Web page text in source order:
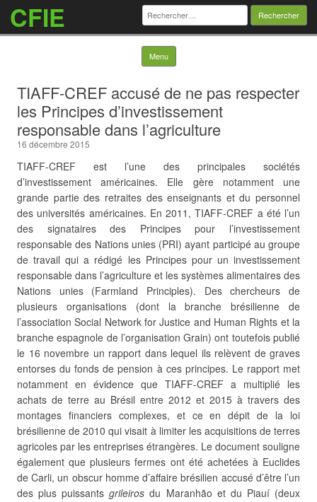
CFIE Rechercher :
Menu Skip to content
TIAFF-CREF accusé de ne pas respecter
les Principes d’investissement
responsable dans l’agriculture
16 décembre 2015
TIAFF-CREF est l’une des principales sociétés
d’investissement américaines. Elle gère notamment une
grande partie des retraites des enseignants et du personnel
des universités américaines. En 2011, TIAFF-CREF a été l’un
des signataires des Principes pour l’investissement
responsable des Nations unies (PRI) ayant participé au groupe
de travail qui a rédigé les Principes pour un investissement
responsable dans l’agriculture et les systèmes alimentaires des
Nations unies (Farmland Principles). Des chercheurs de
plusieurs organisations (dont la branche brésilienne de
l’association Social Network for Justice and Human Rights et la
branche espagnole de l’organisation Grain) ont toutefois publié
le 16 novembre un rapport dans lequel ils relèvent de graves
entorses du fonds de pension à ces principes. Le rapport met
notamment en évidence que TIAFF-CREF a multiplié les
achats de terre au Brésil entre 2012 et 2015 à travers des
montages financiers complexes, et ce en dépit de la loi
brésilienne de 2010 qui visait à limiter les acquisitions de terres
agricoles par les entreprises étrangères. Le document souligne
également que plusieurs fermes ont été achetées à Euclides
de Carli, un obscur homme d’affaire brésilien accusé d’être l’un
des plus puissantsgrileiros du Maranhão et du Piauí (deux